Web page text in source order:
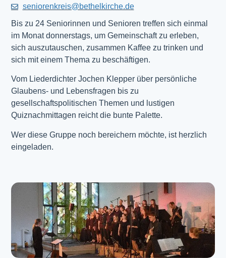
seniorenkreis@bethelkirche.de
Bis zu 24 Seniorinnen und Senioren treffen sich einmal
im Monat donnerstags, um Gemeinschaft zu erleben,
sich auszutauschen, zusammen Kaffee zu trinken und
sich mit einem Thema zu beschäftigen.
Vom Liederdichter Jochen Klepper über persönliche
Glaubens- und Lebensfragen bis zu
gesellschaftspolitischen Themen und lustigen
Quiznachmittagen reicht die bunte Palette.
Wer diese Gruppe noch bereichern möchte, ist herzlich
eingeladen.